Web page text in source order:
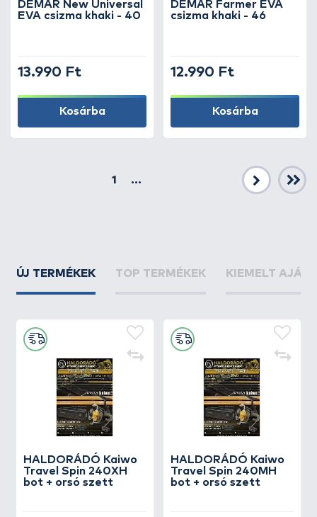
DEMAR New Universal
EVA csizma khaki - 40
13.990 Ft
Kosárba
DEMAR Farmer EVA
csizma khaki - 46
12.990 Ft
Kosárba
1
...
Következő
ÚJ TERMÉKEK TOP TERMÉKEK KIEMELT
HALDORÁDÓ Kaiwo
Travel Spin 240XH
bot + orsó szett
HALDORÁDÓ Kaiwo
Travel Spin 240MH
bot + orsó szett